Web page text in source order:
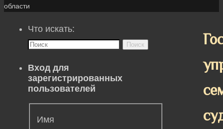
области
Что искать:
Поиск
Вход для
зарегистрированных
пользователей
Имя